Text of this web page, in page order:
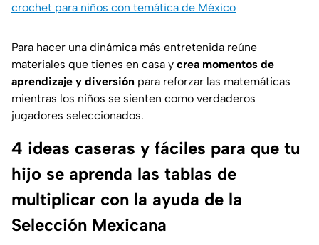
crochet para niños con temática de México
Para hacer una dinámica más entretenida reúne
materiales que tienes en casa y crea momentos de
aprendizaje y diversión para reforzar las matemáticas
mientras los niños se sienten como verdaderos
jugadores seleccionados.
4 ideas caseras y fáciles para que tu
hijo se aprenda las tablas de
multiplicar con la ayuda de la
Selección Mexicana